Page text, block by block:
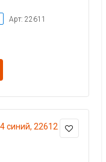
Арт: 22611